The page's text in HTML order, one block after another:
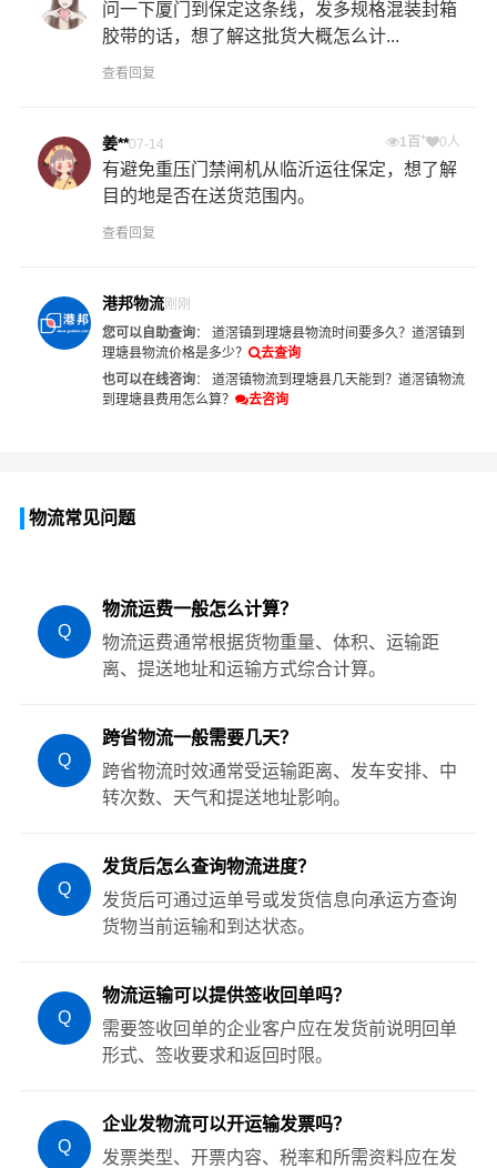
问一下厦门到保定这条线，发多规格混装封箱
胶带的话，想了解这批货大概怎么计...
查看回复
姜**07-14 1百+ 0人
有避免重压门禁闸机从临沂运往保定，想了解
目的地是否在送货范围内。
查看回复
港邦物流刚刚
您可以自助查询： 道滘镇到理塘县物流时间要多久？ 道滘镇到
理塘县物流价格是多少？
去查询
也可以在线咨询： 道滘镇物流到理塘县几天能到？ 道滘镇物流
到理塘县费用怎么算？
去咨询
物流常见问题
Q
物流运费一般怎么计算？
物流运费通常根据货物重量、体积、运输距
离、提送地址和运输方式综合计算。
Q
跨省物流一般需要几天？
跨省物流时效通常受运输距离、发车安排、中
转次数、天气和提送地址影响。
Q
发货后怎么查询物流进度？
发货后可通过运单号或发货信息向承运方查询
货物当前运输和到达状态。
Q
物流运输可以提供签收回单吗？
需要签收回单的企业客户应在发货前说明回单
形式、签收要求和返回时限。
Q
企业发物流可以开运输发票吗？
发票类型、开票内容、税率和所需资料应在发